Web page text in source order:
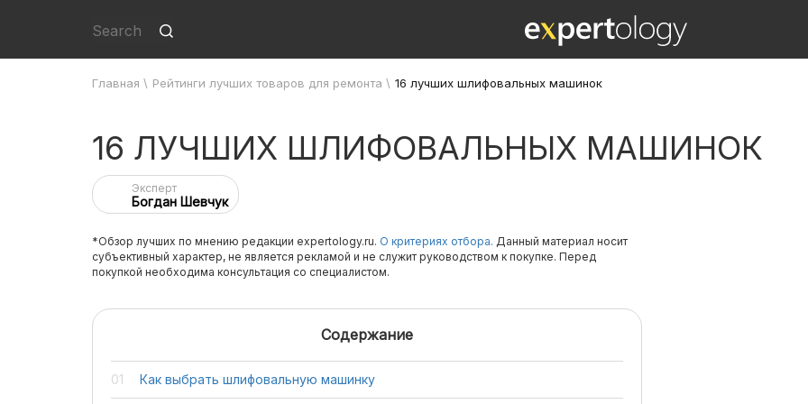
Главная \ Рейтинги лучших товаров для ремонта \ 16 лучших шлифовальных машинок
16 ЛУЧШИХ ШЛИФОВАЛЬНЫХ МАШИНОК
Эксперт
Богдан Шевчук
*Обзор лучших по мнению редакции expertology.ru. О критериях отбора. Данный материал носит
субъективный характер, не является рекламой и не служит руководством к покупке. Перед
покупкой необходима консультация со специалистом.
Содержание
Как выбрать шлифовальную машинку